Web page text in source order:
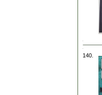
140.